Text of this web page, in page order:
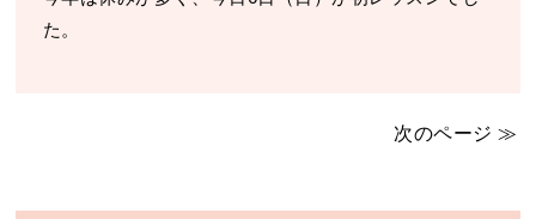
た。
次のページ ≫